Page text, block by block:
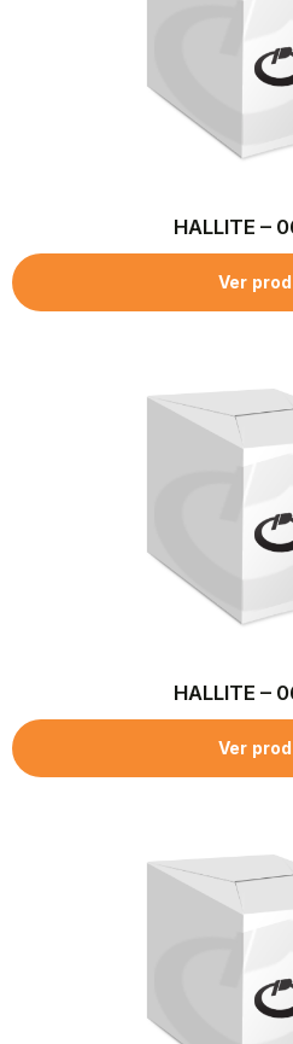
HALLITE –
Ver
HALLITE –
Ver